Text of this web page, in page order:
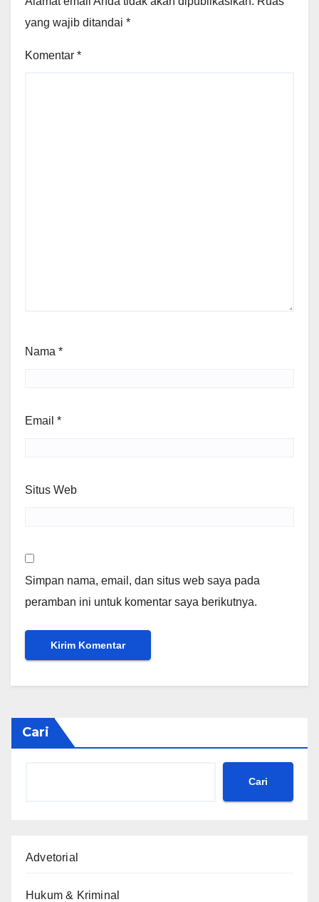
yang wajib ditandai *
Komentar *
Nama *
Email *
Situs Web
Simpan nama, email, dan situs web saya pada
peramban ini untuk komentar saya berikutnya.
Cari
Cari
Advetorial
Hukum & Kriminal